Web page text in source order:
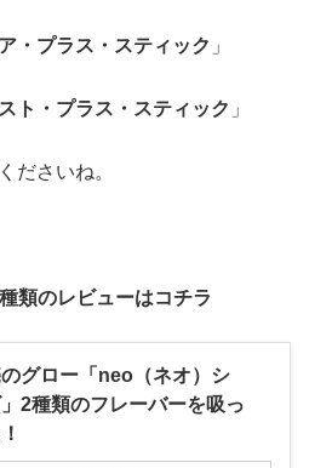
・プラス・スティック 」
ト・プラス・スティック 」
ださいね。
類のレビューはコチラ
グロー「neo（ネオ）シ
2種類のフレーバーを吸っ